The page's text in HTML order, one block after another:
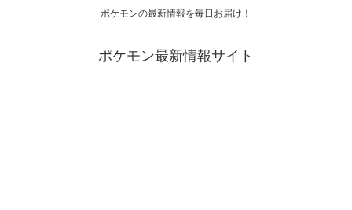
ポケモンの最新情報を毎日お届け！
ポケモン最新情報サイト